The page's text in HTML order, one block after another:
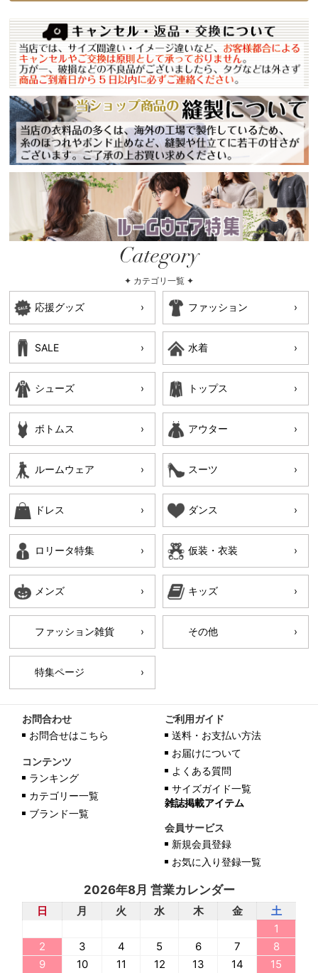
Category
✦ カテゴリ一覧 ✦
応援グッズ ファッション
SALE 水着
シューズ トップス
ボトムス アウター
ルームウェア スーツ
ドレス ダンス
ロリータ特集 仮装・衣装
メンズ キッズ
ファッション雑貨 その他
特集ページ
お問合わせ
お問合せはこちら
コンテンツ
ランキング
カテゴリー一覧
ブランド一覧
ご利用ガイド
送料・お支払い方法
お届けについて
よくある質問
サイズガイド一覧
雑誌掲載アイテム
会員サービス
新規会員登録
お気に入り登録一覧
2026年8月 営業カレンダー
日 月 火 水 木 金
土
1
2
3 4 5 6 7
8
9
10 11 12 13 14 15